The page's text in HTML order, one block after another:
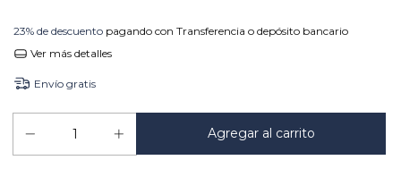
23% de descuento pagando con Transferencia o depósito bancario
Ver más detalles
Envío gratis